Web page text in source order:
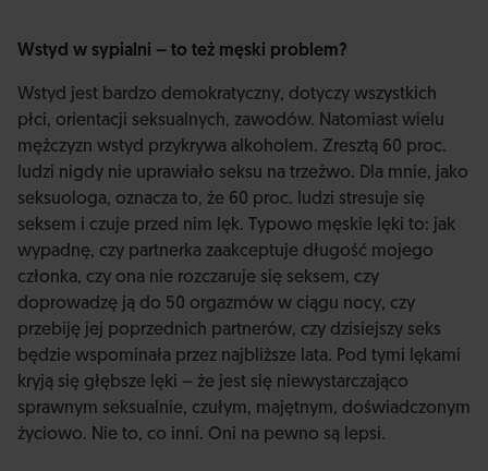
Wstyd w sypialni – to też męski problem?
Wstyd jest bardzo demokratyczny, dotyczy wszystkich
płci, orientacji seksualnych, zawodów. Natomiast wielu
mężczyzn wstyd przykrywa alkoholem. Zresztą 60 proc.
ludzi nigdy nie uprawiało seksu na trzeźwo. Dla mnie, jako
seksuologa, oznacza to, że 60 proc. ludzi stresuje się
seksem i czuje przed nim lęk. Typowo męskie lęki to: jak
wypadnę, czy partnerka zaakceptuje długość mojego
członka, czy ona nie rozczaruje się seksem, czy
doprowadzę ją do 50 orgazmów w ciągu nocy, czy
przebiję jej poprzednich partnerów, czy dzisiejszy seks
będzie wspominała przez najbliższe lata. Pod tymi lękami
kryją się głębsze lęki – że jest się niewystarczająco
sprawnym seksualnie, czułym, majętnym, doświadczonym
życiowo. Nie to, co inni. Oni na pewno są lepsi.